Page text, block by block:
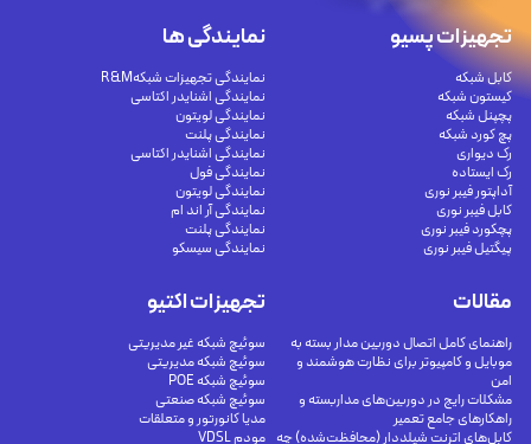
تجهیزات پسیو
کابل شبکه
کیستون شبکه
پچپنل شبکه
پچ کورد شبکه
رک دیواری
رک ایستاده
آداپتور فیبر نوری
کابل فیبر نوری
پچکورد فیبر نوری
پیگتیل فیبر نوری
تجهیزات اکتیو
سوئیچ شبکه غیر مدیریتی
سوئیچ شبکه مدیریتی
سوئیچ شبکه POE
سوئیچ شبکه صنعتی
مدیا کانورتور و متعلقات
مودم VDSL
نمایندگی ها
نمایندگی تجهیزات شبکهR&M
نمایندگی اشنایدر اکتاسی
نمایندگی لویتون
نمایندگی پلنت
نمایندگی اشنایدر اکتاسی
نمایندگی فول
نمایندگی لویتون
نمایندگی آر اند ام
نمایندگی پلنت
نمایندگی سیسکو
مقالات
راهنمای کامل اتصال دوربین مدار بسته به
موبایل و کامپیوتر برای نظارت هوشمند و
امن
مشکلات رایج در دوربین‌های مداربسته و
راهکارهای جامع تعمیر
کابل‌های اترنت شیلددار (محافظت‌شده) چه